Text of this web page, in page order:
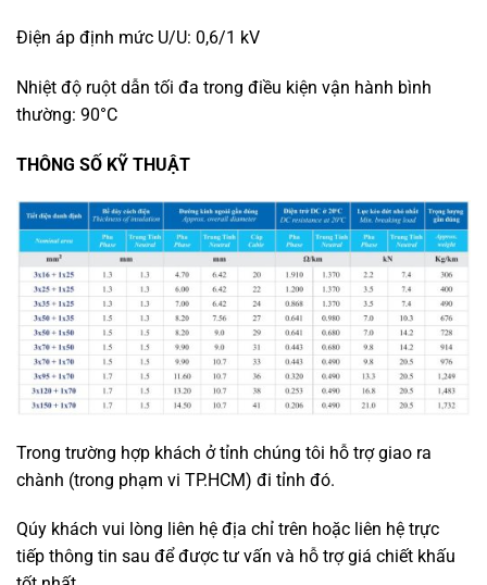
Điện áp định mức U/U: 0,6/1 kV
Nhiệt độ ruột dẫn tối đa trong điều kiện vận hành bình
thường: 90°C
THÔNG SỐ KỸ THUẬT
Trong trường hợp khách ở tỉnh chúng tôi hỗ trợ giao ra
chành (trong phạm vi TP.HCM) đi tỉnh đó.
Qúy khách vui lòng liên hệ địa chỉ trên hoặc liên hệ trực
tiếp thông tin sau để được tư vấn và hỗ trợ giá chiết khấu